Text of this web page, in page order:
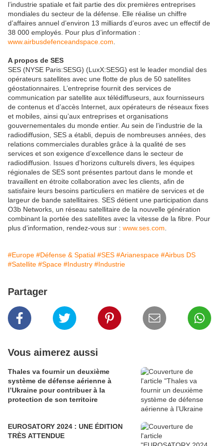
l’industrie spatiale et fait partie des dix premières entreprises
mondiales du secteur de la défense. Elle réalise un chiffre
d’affaires annuel d’environ 13 milliards d’euros avec un effectif de
38 000 employés. Pour plus d’information :
www.airbusdefenceandspace.com
A propos de SES
SES (NYSE Paris:SESG) (LuxX:SESG) est le leader mondial des
opérateurs satellites avec une flotte de plus de 50 satellites
géostationnaires. L’entreprise fournit des services de
communication par satellite aux télédiffuseurs, aux fournisseurs
de contenus et d’accès Internet, aux opérateurs de réseaux fixes
et mobiles, ainsi qu’aux entreprises et organisations
gouvernementales du monde entier. Au sein de l’industrie de la
radiodiffusion, SES a établi, depuis de nombreuses années, des
relations commerciales durables grâce à la qualité de ses
services et son exigence d’excellence dans le secteur de
radiodiffusion. Issues d’horizons culturels divers, les équipes
régionales de SES sont présentes partout dans le monde et
travaillent en étroite collaboration avec les clients, afin de
satisfaire leurs besoins particuliers en matière de services et de
largeur de bande satellitaires. SES détient une participation dans
O3b Networks, un réseau satellitaire de la nouvelle génération
combinant la portée des satellites avec la vitesse de la fibre. Pour
plus d’information, rendez-vous sur : www.ses.com
#Europe #Défense & Spatial #SES #Arianespace #Airbus DS
#Satellite #Space #Industry #Industrie
Partager
Vous aimerez aussi
Thales va fournir un deuxième
système de défense aérienne à
l’Ukraine pour contribuer à la
protection de son territoire
EUROSATORY 2024 : UNE ÉDITION
TRÈS ATTENDUE